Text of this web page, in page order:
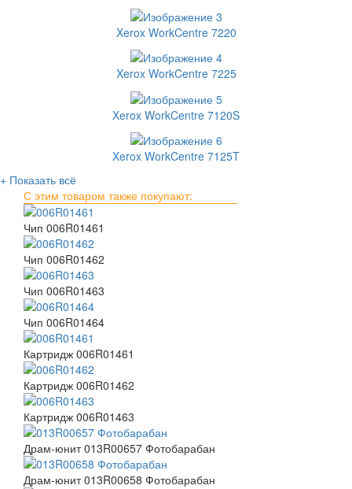
Xerox WorkCentre 7220
Xerox WorkCentre 7225
Xerox WorkCentre 7120S
Xerox WorkCentre 7125T
+ Показать всё
С этим товаром также покупают:
Чип 006R01461
Чип 006R01462
Чип 006R01463
Чип 006R01464
Картридж 006R01461
Картридж 006R01462
Картридж 006R01463
Драм-юнит 013R00657 Фотобарабан
Драм-юнит 013R00658 Фотобарабан